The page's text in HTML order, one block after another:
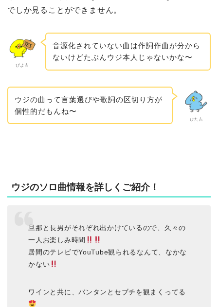
でしか見ることができません。
ぴよ吉
音源化されていない曲は作詞作曲が分から
ないけどたぶんウジ本人じゃないかな〜
ひた吉
ウジの曲って言葉選びや歌詞の区切り方が
個性的だもんね〜
ウジのソロ曲情報を詳しくご紹介！
旦那と長男がそれぞれ出かけているので、久々の
一人お楽しみ時間
居間のテレビでYouTube観られるなんて、なかな
かない
ワインと共に、バンタンとセブチを観まくってる